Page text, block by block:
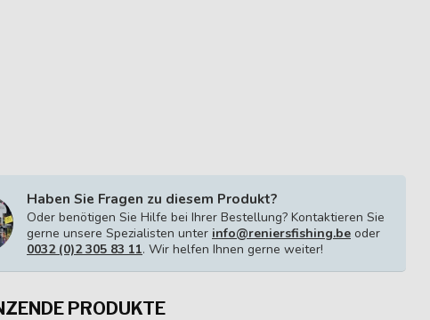
Haben Sie Fragen zu diesem Produkt?
Oder benötigen Sie Hilfe bei Ihrer Bestellung? Kontaktieren Sie
gerne unsere Spezialisten unter info@reniersfishing.be oder
0032 (0)2 305 83 11. Wir helfen Ihnen gerne weiter!
PRODUKTE